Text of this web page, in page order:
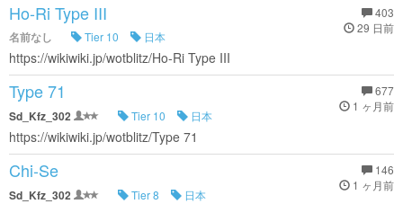
403
29 日前
Ho-Ri Type III
名前なし Tier 10 日本
https://wikiwiki.jp/wotblitz/Ho-Ri Type III
677
1 ヶ月前
Type 71
Sd_Kfz_302 Tier 10 日本
https://wikiwiki.jp/wotblitz/Type 71
146
1 ヶ月前
Chi-Se
Sd_Kfz_302 Tier 8 日本